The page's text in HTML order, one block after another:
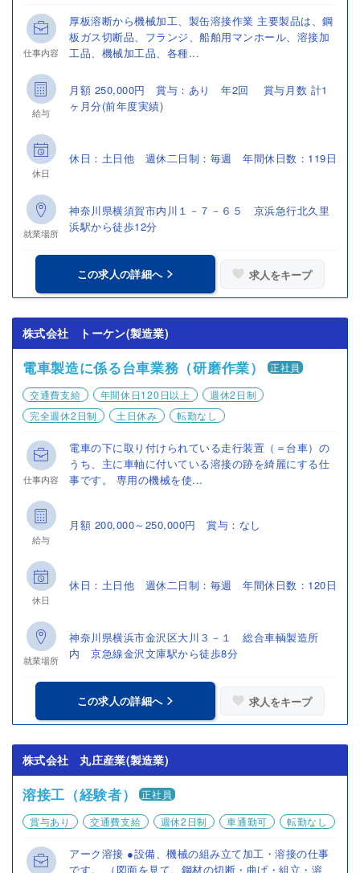
仕事内容
厚板溶断から機械加工、製缶溶接作業 主要製品は、鋼
板ガス切断品、フランジ、船舶用マンホール、溶接加
工品、機械加工品、各種...
給与
月額 250,000円 賞与：あり 年2回 賞与月数 計1
ヶ月分(前年度実績)
休日
休日：土日他 週休二日制：毎週 年間休日数：119日
就業場所
神奈川県横須賀市内川１－７－６５ 京浜急行北久里
浜駅から徒歩12分
この求人の詳細へ 求人をキープ
株式会社 トーケン(製造業)
電車製造に係る台車業務（研磨作業）
正社員
交通費支給
年間休日120日以上
週休2日制
完全週休2日制
土日休み 転勤なし
仕事内容
電車の下に取り付けられている走行装置（＝台車）の
うち、主に車軸に付いている溶接の跡を綺麗にする仕
事です。 専用の機械を使...
給与
月額 200,000～250,000円 賞与：なし
休日
休日：土日他 週休二日制：毎週 年間休日数：120日
就業場所
神奈川県横浜市金沢区大川３－１ 総合車輌製造所
内 京急線金沢文庫駅から徒歩8分
この求人の詳細へ 求人をキープ
株式会社 丸庄産業(製造業)
溶接工（経験者）
正社員
賞与あり
交通費支給 週休2日制 車通勤可 転勤なし
アーク溶接 ●設備、機械の組み立て加工・溶接の仕事
です。 （図面を見て、鋼材の切断・曲げ・組立・溶